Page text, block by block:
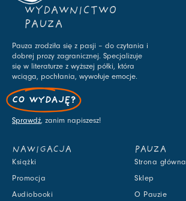
WYDAWNICTWO
PAUZA
Pauza zrodziła się z pasji – do czytania i
dobrej prozy zagranicznej. Specjalizuje
się w literaturze z wyższej półki, która
wciąga, pochłania, wywołuje emocje.
CO WYDAJĘ?
Sprawdź, zanim napiszesz!
NAWIGACJA
Książki
Promocja
Audiobooki
PAUZA
Strona główna
Sklep
O Pauzie